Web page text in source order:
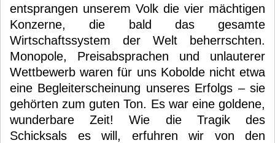
entsprangen unserem Volk die vier mächtigen
Konzerne, die bald das gesamte
Wirtschaftssystem der Welt beherrschten.
Monopole, Preisabsprachen und unlauterer
Wettbewerb waren für uns Kobolde nicht etwa
eine Begleiterscheinung unseres Erfolgs – sie
gehörten zum guten Ton. Es war eine goldene,
wunderbare Zeit! Wie die Tragik des
Schicksals es will, erfuhren wir von den